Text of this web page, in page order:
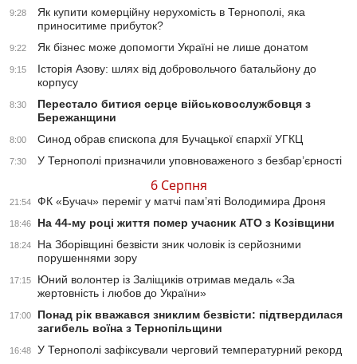
9:28
Як купити комерційну нерухомість в Тернополі, яка
приноситиме прибуток?
9:22 Як бізнес може допомогти Україні не лише донатом
9:15
Історія Азову: шлях від добровольчого батальйону до
корпусу
8:30
Перестало битися серце військовослужбовця з
Бережанщини
8:00 Синод обрав єпископа для Бучацької єпархії УГКЦ
7:30 У Тернополі призначили уповноваженого з безбар’єрності
6 Серпня
21:54 ФК «Бучач» переміг у матчі пам’яті Володимира Дроня
18:46 На 44-му році життя помер учасник АТО з Козівщини
18:24
На Зборівщині безвісти зник чоловік із серйозними
порушеннями зору
17:15
Юний волонтер із Заліщиків отримав медаль «За
жертовність і любов до України»
17:00
Понад рік вважався зниклим безвісти: підтвердилася
загибель воїна з Тернопільщини
16:48 У Тернополі зафіксували черговий температурний рекорд